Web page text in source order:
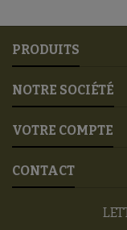
PRODUITS
NOTRE SOCIÉTÉ
VOTRE COMPTE
CONTACT